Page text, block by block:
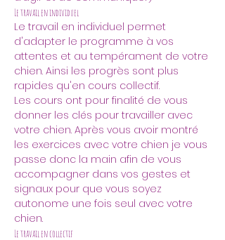
Le travail en individuel
Le travail en individuel permet
d'adapter le programme à vos
attentes et au tempérament de votre
chien. Ainsi les progrès sont plus
rapides qu'en cours collectif.
Les cours ont pour finalité de vous
donner les clés pour travailler avec
votre chien. Après vous avoir montré
les exercices avec votre chien je vous
passe donc la main afin de vous
accompagner dans vos gestes et
signaux pour que vous soyez
autonome une fois seul avec votre
chien.
Le travail en collectif